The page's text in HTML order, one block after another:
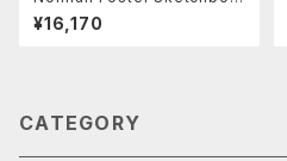
ks 1975-2020 （volume
0）
¥16,170
CATEGORY